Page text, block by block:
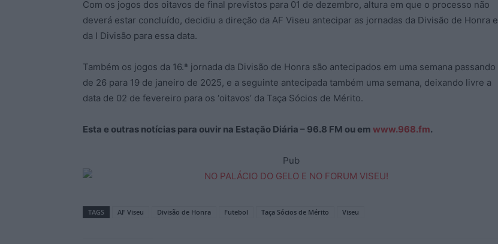
Com os jogos dos oitavos de final previstos para 01 de dezembro, altura em que o processo não
deverá estar concluído, decidiu a direção da AF Viseu antecipar as jornadas da Divisão de Honra e
da I Divisão para essa data.
Também os jogos da 16.ª jornada da Divisão de Honra são antecipados em uma semana passando
de 26 para 19 de janeiro de 2025, e a seguinte antecipada também uma semana, deixando livre a
data de 02 de fevereiro para os ‘oitavos’ da Taça Sócios de Mérito.
Esta e outras notícias para ouvir na Estação Diária – 96.8 FM ou em www.968.fm.
Pub
TAGS AF Viseu Divisão de Honra Futebol Taça Sócios de Mérito Viseu